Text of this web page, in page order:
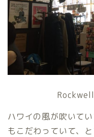
ハワイの風が吹いて
もこだわっていて、